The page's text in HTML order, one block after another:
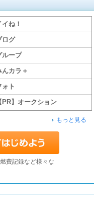
イね！
ログ
ループ
んカラ＋
ォト
PR】オークション
もっと見る
費記録など様々な